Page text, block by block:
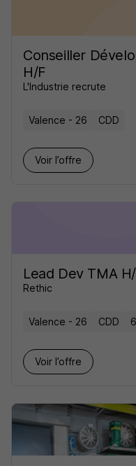
Conseiller
H/F
L'Industrie recrute
Valence - 26 CDD
Voir l’offre
Lead Dev TMA
Rethic
Valence - 26 CDD
Voir l’offre